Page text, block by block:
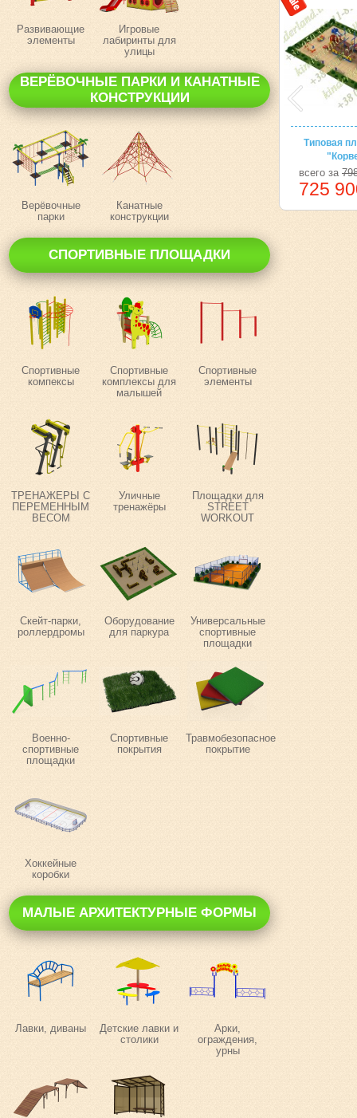
Развивающие
элементы
Игровые
лабиринты для
улицы
ВЕРЁВОЧНЫЕ ПАРКИ И КАНАТНЫЕ
КОНСТРУКЦИИ
Верёвочные
парки
Канатные
конструкции
СПОРТИВНЫЕ ПЛОЩАДКИ
Спортивные
компексы
Спортивные
комплексы для
малышей
Спортивные
элементы
ТРЕНАЖЕРЫ С
ПЕРЕМЕННЫМ
ВЕСОМ
Уличные
тренажёры
Площадки для
STREET
WORKOUT
Скейт-парки,
роллердромы
Оборудование
для паркура
Универсальные
спортивные
площадки
Военно-
спортивные
площадки
Спортивные
покрытия
Травмобезопасное
покрытие
Хоккейные
коробки
МАЛЫЕ АРХИТЕКТУРНЫЕ ФОРМЫ
Лавки, диваны
Детские лавки и
столики
Арки,
ограждения,
урны
Типовая
всего за
725